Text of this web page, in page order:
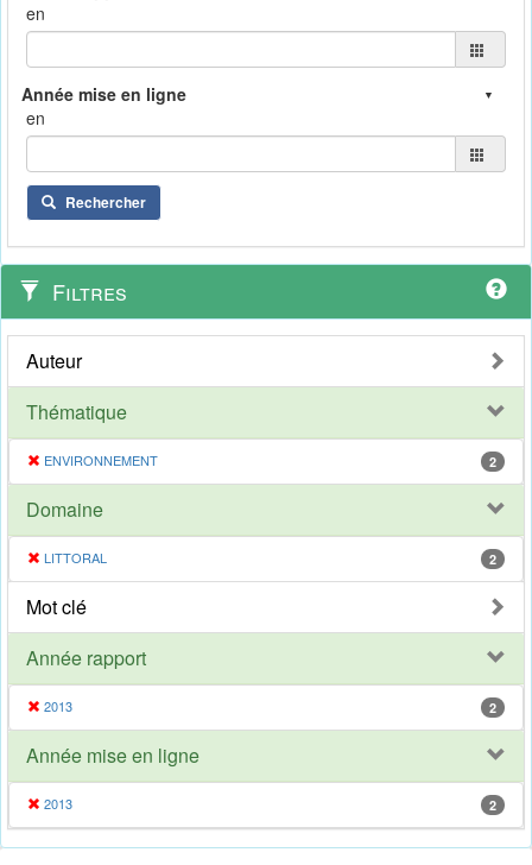
en
en
Rechercher
Filtres
Auteur
Thématique
ENVIRONNEMENT 2
Domaine
LITTORAL 2
Mot clé
Année rapport
2013 2
Année mise en ligne
2013 2